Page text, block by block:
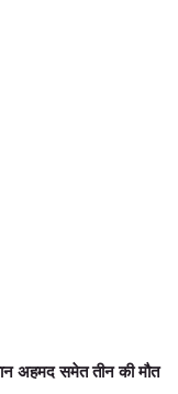
अहमद समेत तीन की मौत